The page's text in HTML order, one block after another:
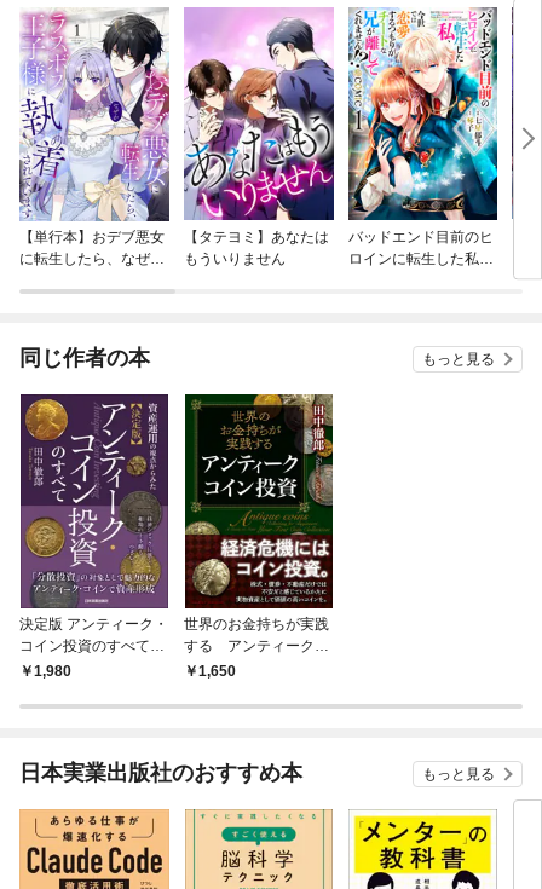
【単行本】おデブ悪女
に転生したら、なぜか
【タテヨミ】あなたは
もういりません
バッドエンド目前のヒ
ロインに転生した私、
同じ作者の本 もっと見る
決定版 アンティーク・
コイン投資のすべて
資産運用の視点からみ
1,980
世界のお金持ちが実践
する アンティークコ
イン投資
1,650
日本実業出版社のおすすめ本 もっと見る